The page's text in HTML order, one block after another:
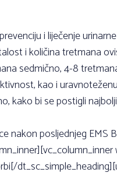
i liječenje
i količina tretmana
sedmično, 4-8
kao i
kako bi se postigli
nakon posljednjeg EMS